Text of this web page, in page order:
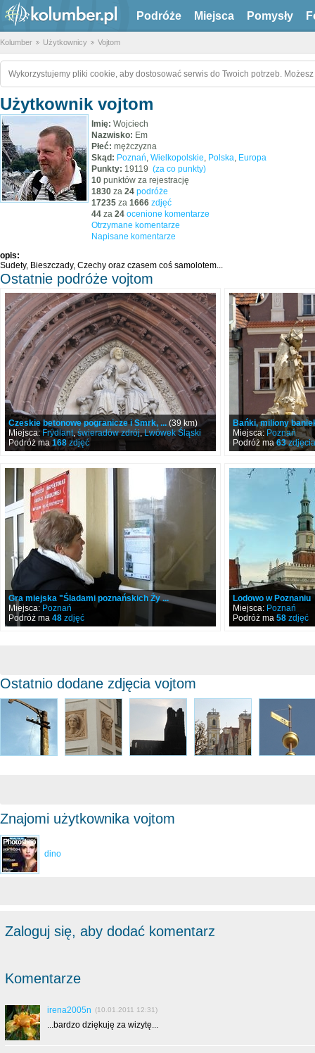
Podróże Miejsca Pomysły
Kolumber Użytkownicy Vojtom
Wykorzystujemy pliki cookie, aby dostosować serwis do Twoich potrzeb.
Użytkownik vojtom
Imię: Wojciech
Nazwisko: Em
Płeć: mężczyzna
Skąd: Poznań, Wielkopolskie, Polska, Europa
Punkty: 19119 (za co punkty)
10 punktów za rejestrację
1830 za 24 podróże
17235 za 1666 zdjęć
44 za 24 ocenione komentarze
Otrzymane komentarze
Napisane komentarze
opis:
Sudety, Bieszczady, Czechy oraz czasem coś samolotem...
Ostatnie podróże vojtom
Czeskie betonowe pogranicze i Smrk, ... (39 km)
Miejsca:Frýdlant,świeradów zdrój,Lwówek Śląski
Podróż ma168zdjęć
Bańki, miliony
Miejsca: Poznań
Podróż ma63zdjęcia
Gra miejska "Śladami poznańskich Ży ...
Miejsca: Poznań
Podróż ma 48 zdjęć
Lodowo w Poznaniu
Miejsca: Poznań
Podróż ma 58 zdjęć
Ostatnio dodane zdjęcia vojtom
Znajomi użytkownika vojtom
dino
Zaloguj się, aby dodać komentarz
Komentarze
irena2005n (10.01.2011 12:31)
...bardzo dziękuję za wizytę...